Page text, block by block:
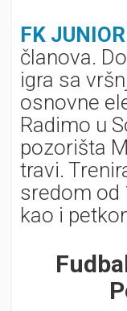
FK JUNIOR
članova.
igra sa
osnovne
Radimo u
pozorišta
travi.
sredom od
kao i